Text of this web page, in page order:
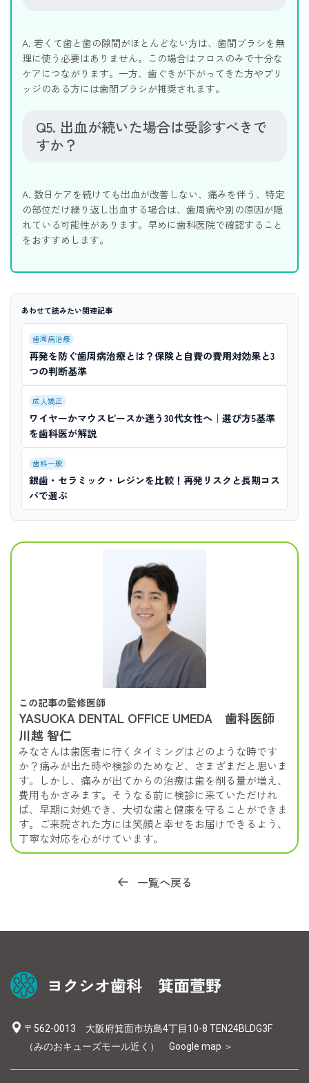
A. 若くて歯と歯の隙間がほとんどない方は、歯間ブラシを無
理に使う必要はありません。この場合はフロスのみで十分な
ケアにつながります。一方、歯ぐきが下がってきた方やブリ
ッジのある方には歯間ブラシが推奨されます。
Q5. 出血が続いた場合は受診すべきで
すか？
A. 数日ケアを続けても出血が改善しない、痛みを伴う、特定
の部位だけ繰り返し出血する場合は、歯周病や別の原因が隠
れている可能性があります。早めに歯科医院で確認すること
をおすすめします。
あわせて読みたい関連記事
歯周病治療
再発を防ぐ歯周病治療とは？保険と自費の費用対効果と3
つの判断基準
成人矯正
ワイヤーかマウスピースか迷う30代女性へ｜選び方5基準
を歯科医が解説
歯科一般
銀歯・セラミック・レジンを比較！再発リスクと長期コス
パで選ぶ
この記事の監修医師
YASUOKA DENTAL OFFICE UMEDA 歯科医師
川越 智仁
みなさんは歯医者に行くタイミングはどのような時です
か？痛みが出た時や検診のためなど、さまざまだと思いま
す。しかし、痛みが出てからの治療は歯を削る量が増え、
費用もかさみます。そうなる前に検診に来ていただけれ
ば、早期に対処でき、大切な歯と健康を守ることができま
す。ご来院された方には笑顔と幸せをお届けできるよう、
丁寧な対応を心がけています。
一覧へ戻る
〒562-0013 大阪府箕面市坊島4丁目10-8 TEN24BLDG3F
（みのおキューズモール近く） Google map ＞